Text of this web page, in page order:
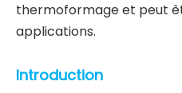
thermoformage et peut
applications.
Introduction